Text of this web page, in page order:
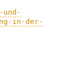
in-der-